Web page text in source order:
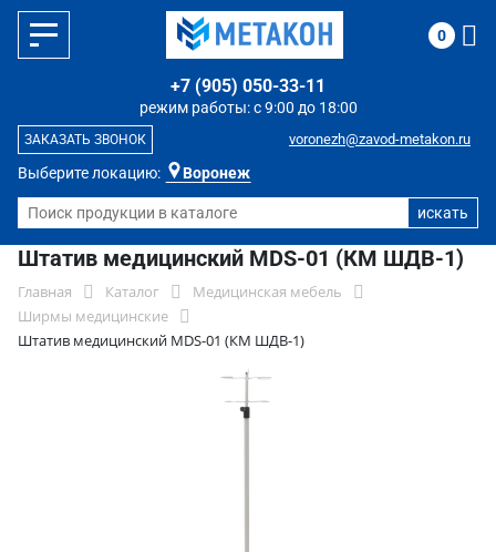
Выберите локацию: Воронеж
режим работы: с 9:00 до 18:00
+7 (905) 050-33-11
voronezh@zavod-metakon.ru
ЗАКАЗАТЬ ЗВОНОК
0
Штатив медицинский MDS-01 (КМ ШДВ-1)
Главная Каталог
Медицинская мебель
Ширмы медицинские
Штатив медицинский MDS-01 (КМ ШДВ-1)